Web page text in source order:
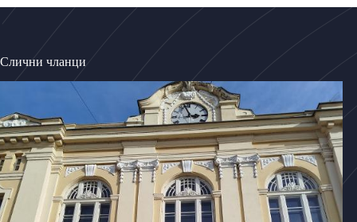
Слични чланци